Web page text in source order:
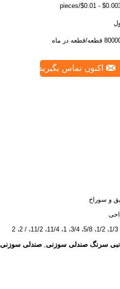
$0.0039 - $0.01/
قطعه/قطعه در ماه
اکنون تماس بگیرید
و سوراخ
سرنگ صندلی سوزنی, صندلی سوزنی 19G 20G